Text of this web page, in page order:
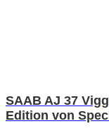
SAAB AJ 37
Edition von